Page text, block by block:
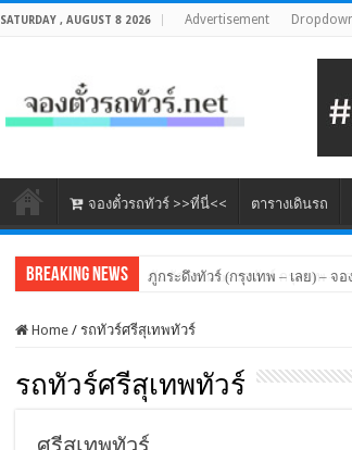
SATURDAY , AUGUST 8 2026 Advertisement
จองตั๋วรถทัวร์ >>ที่นี่<< ตารางเดินรถ
Breaking News ภูกระดึงทัวร์ (กรุงเทพ – เลย) – จ
Home / รถทัวร์ศรีสุเทพทัวร์
รถทัวร์ศรีสุเทพทัวร์